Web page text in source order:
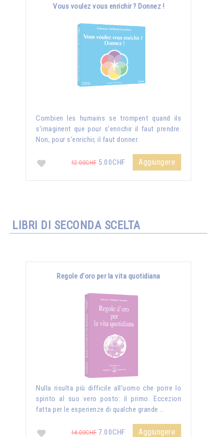
Vous voulez vous enrichir ? Donnez !
Combien les humains se trompent quand ils
s’imaginent que pour s’enrichir il faut prendre.
Non, pour s’enrichir, il faut donner.
12.00CHF5.00CHF Aggiungere
LIBRI DI SECONDA SCELTA
Regole d'oro per la vita quotidiana
Nulla risulta più difficile all’uomo che porre lo
spirito al suo vero posto: il primo. Eccezion
fatta per le esperienze di qualche grande …
14.00CHF7.00CHF Aggiungere